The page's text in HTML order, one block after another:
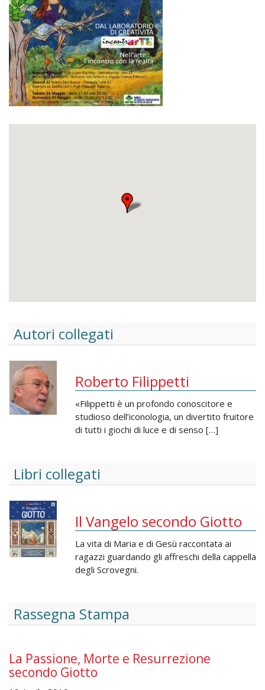
Autori collegati
Roberto Filippetti
«Filippetti è un profondo conoscitore e
studioso dell’iconologia, un divertito fruitore
di tutti i giochi di luce e di senso […]
Libri collegati
Il Vangelo secondo Giotto
La vita di Maria e di Gesù raccontata ai
ragazzi guardando gli affreschi della cappella
degli Scrovegni.
Rassegna Stampa
La Passione, Morte e Resurrezione
secondo Giotto